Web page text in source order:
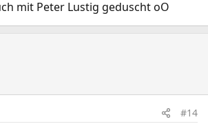
mit Peter Lustig geduscht oO
#14